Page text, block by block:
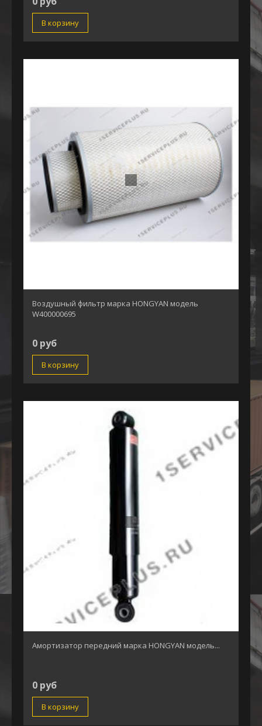
В корзину
Воздушный фильтр марка HONGYAN модель
W400000695
0 руб
В корзину
Амортизатор передний марка HONGYAN модель...
0 руб
В корзину